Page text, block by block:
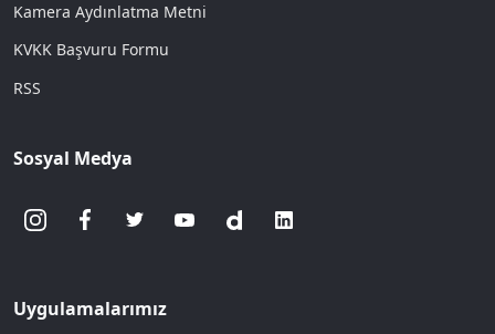
Kamera Aydınlatma Metni
KVKK Başvuru Formu
RSS
Sosyal Medya
Uygulamalarımız